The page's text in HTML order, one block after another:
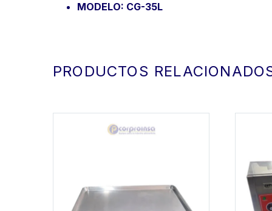
MODELO: CG-35L
PRODUCTOS